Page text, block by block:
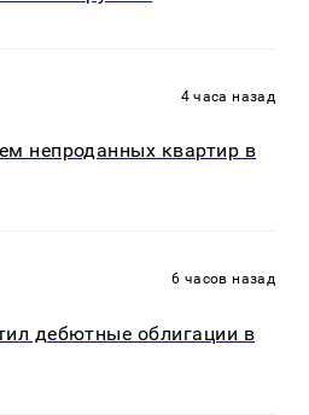
4 часа назад
непроданных квартир в
6 часов назад
дебютные облигации в